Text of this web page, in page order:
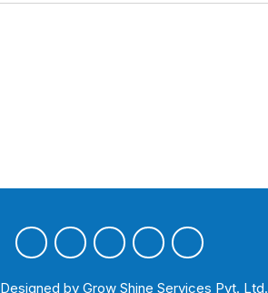
Designed by Grow Shine Services Pvt. Ltd.